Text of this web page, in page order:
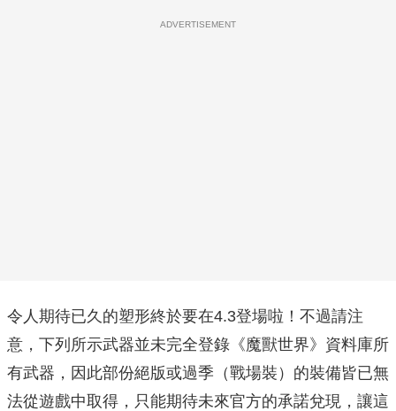
ADVERTISEMENT
令人期待已久的塑形終於要在4.3登場啦！不過請注
意，下列所示武器並未完全登錄《魔獸世界》資料庫所
有武器，因此部份絕版或過季（戰場裝）的裝備皆已無
法從遊戲中取得，只能期待未來官方的承諾兌現，讓這